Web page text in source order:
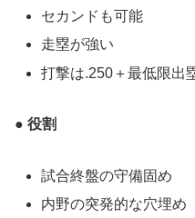
セカンドも可能
走塁が強い
打撃は.250＋最低限出
● 役割
試合終盤の守備固め
内野の突発的な穴埋め